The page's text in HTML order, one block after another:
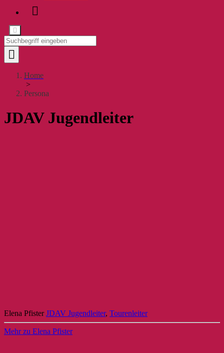
Home
>
Persona
JDAV Jugendleiter
Elena Pfister JDAV Jugendleiter, Tourenleiter
Mehr zu Elena Pfister